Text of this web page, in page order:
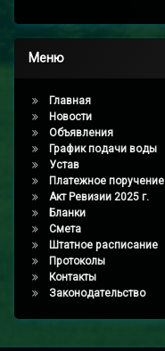
Меню
Главная
Новости
Объявления
График подачи воды
Устав
Платежное поручение
Акт Ревизии 2025 г.
Бланки
Смета
Штатное расписание
Протоколы
Контакты
Законодательство